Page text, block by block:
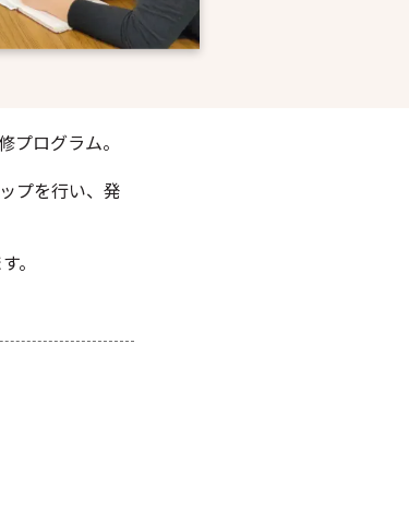
ログラム。
プを行い、発
。